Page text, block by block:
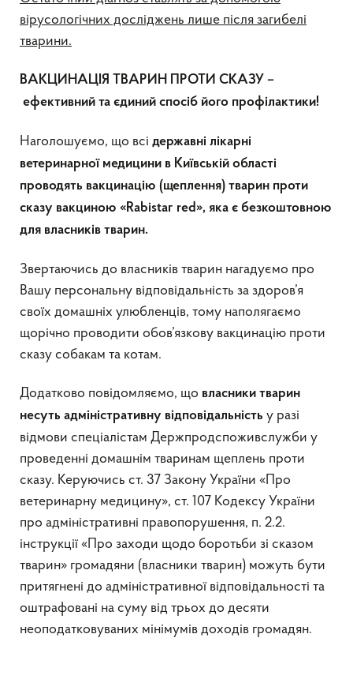
вірусологічних досліджень лише після загибелі
тварини.
ВАКЦИНАЦІЯ ТВАРИН ПРОТИ СКАЗУ –
ефективний та єдиний спосіб його профілактики!
Наголошуємо, що всі державні лікарні
ветеринарної медицини в Київській області
проводять вакцинацію (щеплення) тварин проти
сказу вакциною «Rabistaг rеd», яка є безкоштовною
для власників тварин.
Звертаючись до власників тварин нагадуємо про
Вашу персональну відповідальність за здоров’я
своїх домашніх улюбленців, тому наполягаємо
щорічно проводити обов’язкову вакцинацію проти
сказу собакам та котам.
Додатково повідомляємо, що власники тварин
несуть адміністративну відповідальність у разі
відмови спеціалістам Держпродспоживслужби у
проведенні домашнім тваринам щеплень проти
сказу. Керуючись ст. 37 Закону України «Про
ветеринарну медицину», ст. 107 Кодексу України
про адміністративні правопорушення, п. 2.2.
інструкції «Про заходи щодо боротьби зі сказом
тварин» громадяни (власники тварин) можуть бути
притягнені до адміністративної відповідальності та
оштрафовані на суму від трьох до десяти
неоподатковуваних мінімумів доходів громадян.